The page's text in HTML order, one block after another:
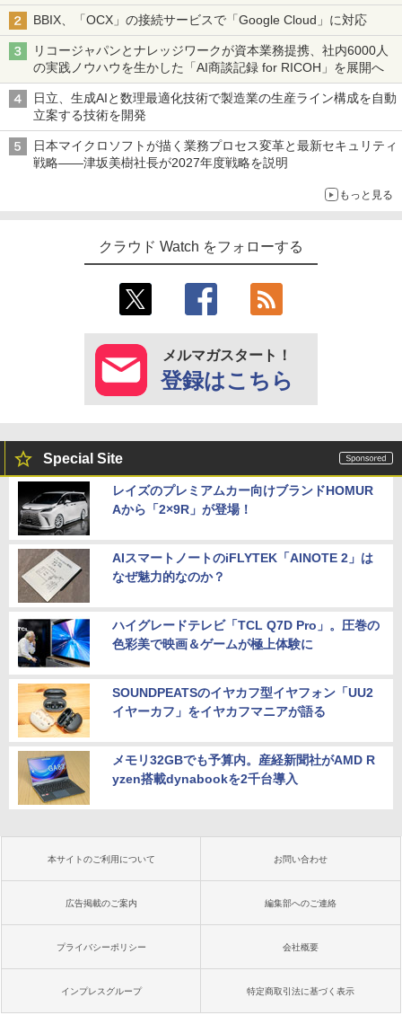
BBIX、「OCX」の接続サービスで「Google Cloud」に対応
リコージャパンとナレッジワークが資本業務提携、社内6000人
の実践ノウハウを生かした「AI商談記録 for RICOH」を展開へ
日立、生成AIと数理最適化技術で製造業の生産ライン構成を自動
立案する技術を開発
日本マイクロソフトが描く業務プロセス変革と最新セキュリティ
戦略――津坂美樹社長が2027年度戦略を説明
もっと見る
クラウド Watch をフォローする
メルマガスタート！
登録はこちら
Special Site
レイズのプレミアムカー向けブランドHOMUR
Aから「2×9R」が登場！
AIスマートノートのiFLYTEK「AINOTE 2」は
なぜ魅力的なのか？
ハイグレードテレビ「TCL Q7D Pro」。圧巻の
色彩美で映画＆ゲームが極上体験に
SOUNDPEATSのイヤカフ型イヤフォン「UU2
イヤーカフ」をイヤカフマニアが語る
メモリ32GBでも予算内。産経新聞社がAMD R
yzen搭載dynabookを2千台導入
本サイトのご利用について お問い合わせ
広告掲載のご案内 編集部へのご連絡
プライバシーポリシー 会社概要
インプレスグループ 特定商取引法に基づく表示